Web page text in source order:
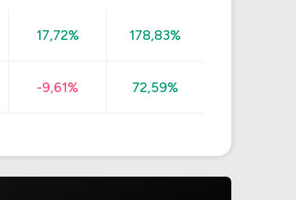
17,72% 178,83%
-9,61% 72,59%